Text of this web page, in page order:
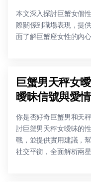
本文深入探討巨蟹女個
際關係到職場表現，提
面了解巨蟹座女性的內
巨蟹男天秤女
曖昧信號與愛
你是否好奇巨蟹男和天
討巨蟹男天秤女曖昧的
戰，並提供實用建議，
社交平衡，全面解析兩